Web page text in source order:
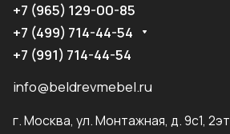
+7 (965) 129-00-85
+7 (499) 714-44-54
+7 (991) 714-44-54
info@beldrevmebel.ru
г. Москва, ул. Монтажная, д. 9с1, 2эт